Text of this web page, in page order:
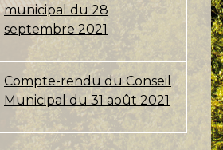
municipal du 28
septembre 2021
Compte-rendu du Conseil
Municipal du 31 août 2021